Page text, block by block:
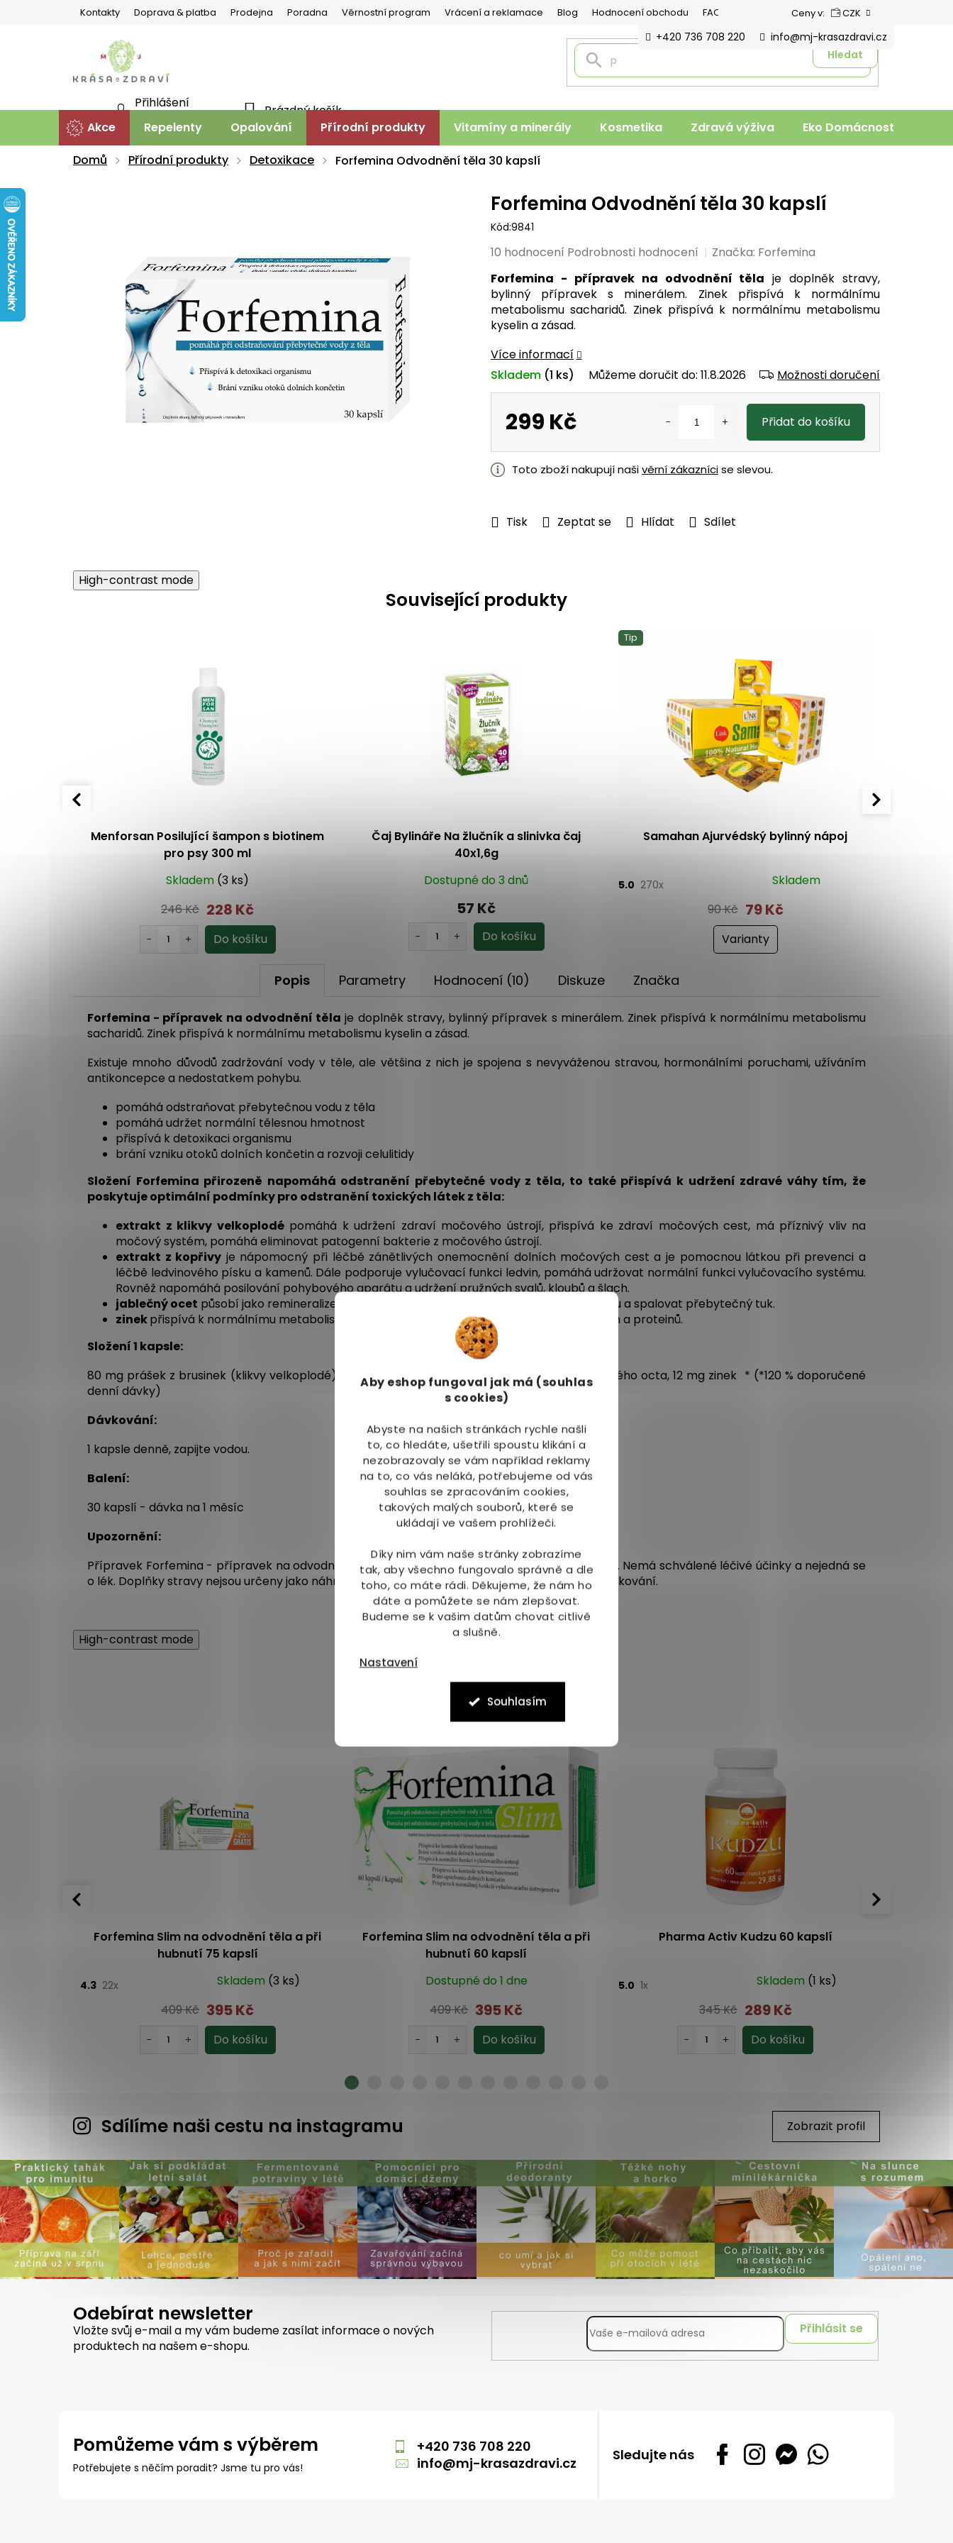
Aby eshop fungoval jak má (souhlas
s cookies)
Abyste na našich stránkách rychle našli
to, co hledáte, ušetřili spoustu klikání a
nezobrazovaly se vám například reklamy
na to, co vás neláká, potřebujeme od vás
souhlas se zpracováním cookies,
takových malých souborů, které se
ukládají ve vašem prohlížeči.
Díky nim vám naše stránky zobrazíme
tak, aby všechno fungovalo správně a dle
toho, co máte rádi. Děkujeme, že nám ho
dáte a pomůžete se nám zlepšovat.
Budeme se k vašim datům chovat citlivě
a slušně.
Nastavení
Souhlasím
Kontakty Doprava & platba Prodejna Poradna Věrnostní program Vrácení a reklamace Blog Hodnocení obchodu FAQ Ceny v: CZK
Hledat
+420 736 708 220 info@mj-krasazdravi.cz
KOŠÍK
Prázdný košík
Přihlášení
Akce Repelenty Opalování Přírodní produkty Vitamíny a minerály Kosmetika Zdravá výživa Eko Domácnost
Domů
Přírodní produkty Detoxikace Forfemina Odvodnění těla 30 kapslí
Forfemina - přípravek na odvodnění těla je doplněk stravy,
bylinný přípravek s minerálem. Zinek přispívá k normálnímu
metabolismu sacharidů. Zinek přispívá k normálnímu metabolismu
kyselin a zásad.
Více informací
Tisk Zeptat se Hlídat Sdílet
Můžeme doručit do: 11.8.2026 Možnosti doručení
Skladem (1 ks)
Forfemina Odvodnění těla 30 kapslí
Kód:9841
Průměrné
produktu
je
3,7
z
hvězdiček.
10 hodnocení Podrobnosti hodnocení Značka: Forfemina
299 Kč
cena:
Přidat do košíku
Toto zboží nakupují našivěrní zákaznícise slevou.
High-contrast mode
Související produkty
Menforsan Posilující šampon s biotinem
pro psy 300 ml
Skladem (3 ks)
246 Kč 228 Kč
Čaj Bylináře Na žlučník a slinivka čaj
40x1,6g
Dostupné do 3 dnů
57 Kč
Tip
Samahan Ajurvédský bylinný nápoj
5.0 270x
Skladem
90 Kč 79 Kč
Varianty
Popis Parametry Hodnocení (10) Diskuze Značka
Forfemina - přípravek na odvodnění těla je doplněk stravy, bylinný přípravek s minerálem. Zinek přispívá k normálnímu metabolismu
sacharidů. Zinek přispívá k normálnímu metabolismu kyselin a zásad.
Existuje mnoho důvodů zadržování vody v těle, ale většina z nich je spojena s nevyváženou stravou, hormonálními poruchami, užíváním
antikoncepce a nedostatkem pohybu.
pomáhá odstraňovat přebytečnou vodu z těla
pomáhá udržet normální tělesnou hmotnost
přispívá k detoxikaci organismu
brání vzniku otoků dolních končetin a rozvoji celulitidy
Složení Forfemina přirozeně napomáhá odstranění přebytečné vody z těla, to také přispívá k udržení zdravé váhy tím, že
poskytuje optimální podmínky pro odstranění toxických látek z těla:
extrakt z klikvy velkoplodépomáhá k udržení zdraví močového ústrojí, přispívá ke zdraví močových cest, má příznivý vliv na
močový systém, pomáhá eliminovat patogenní bakterie z močového ústrojí.
extrakt z kopřivy je nápomocný při léčbě zánětlivých onemocnění dolních močových cest a je pomocnou látkou při prevenci a
léčbě ledvinového písku a kamenů. Dále podporuje vylučovací funkci ledvin, pomáhá udržovat normální funkci vylučovacího systému.
Rovněž napomáhá posilování pohybového aparátu a udržení pružných svalů, kloubů a šlach.
jablečný ocet působí jako remineralizer a tonikum, pomáhá udržovat normální chuť k jídlu a spalovat přebytečný tuk.
zinekpřispívá k normálnímu metabolismu sacharidů a normální syntéze mastných kyselin a proteinů.
Složení 1 kapsle:
80 mg prášek z brusinek (klikvy velkoplodé), 50 mg extrakt z kopřivy, 50 mg prášek z jablečného octa, 12 mg zinek * (*120 % doporučené
denní dávky)
Dávkování:
1 kapsle denně, zapijte vodou.
Balení:
30 kapslí - dávka na 1 měsíc
Upozornění:
Přípravek Forfemina - přípravek na odvodnění těla cps.30 je registrovaný jako doplněk stravy. Nemá schválené léčivé účinky a nejedná se
o lék. Doplňky stravy nejsou určeny jako náhrada pestré stravy. Nepřekračujte doporučené dávkování.
High-contrast mode
Mohlo by Vás zajímat
Forfemina Slim na odvodnění těla a při
hubnutí 75 kapslí
4.3 22x Skladem (3 ks)
409 Kč 395 Kč
Forfemina Slim na odvodnění těla a při
hubnutí 60 kapslí
Dostupné do 1 dne
409 Kč 395 Kč
Pharma Activ Kudzu 60 kapslí
5.0 1x Skladem (1 ks)
345 Kč 289 Kč
Sdílíme naši cestu na instagramu Zobrazit profil
Odebírat newsletter
Vložte svůj e-mail a my vám budeme zasílat informace o nových
produktech na našem e-shopu.
Přihlásit se
Pomůžeme vám s výběrem
Potřebujete s něčím poradit? Jsme tu pro vás!
+420 736 708 220
info@mj-krasazdravi.cz Sledujte nás